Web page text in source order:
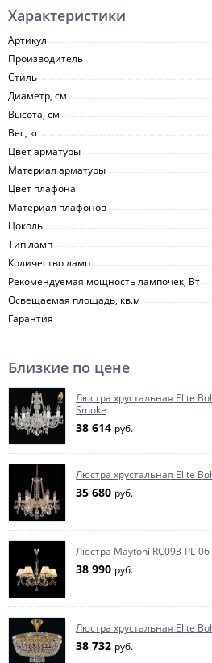
Характеристики
Артикул
Производитель
Стиль
Диаметр, см
Высота, см
Вес, кг
Цвет арматуры
Материал арматуры
Цвет плафона
Материал плафонов
Цоколь
Тип ламп
Количество ламп
Рекомендуемая мощность лампочек, Вт
Освещаемая площадь, кв.м
Гарантия
Близкие по цене
Люстра хрустальная Elite
Smoke
38 614 руб.
Люстра хрустальная Elite
35 680 руб.
Люстра Maytoni RC093-PL-
38 990 руб.
Люстра хрустальная Elite
38 732 руб.